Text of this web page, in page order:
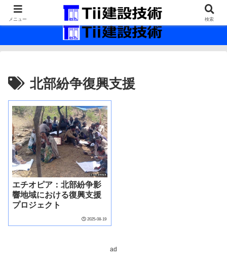
最新の建設技術の情報インフラ。
北部紛争復興支援
エチオピア：北部紛争影
響地域における復興支援
プロジェクト
2025-08-19
ad
メニュー 検索